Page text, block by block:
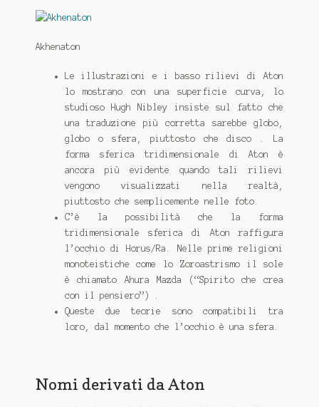
Akhenaton
Le illustrazioni e i basso rilievi di Aton
lo mostrano con una superficie curva, lo
studioso Hugh Nibley insiste sul fatto che
una traduzione più corretta sarebbe globo,
globo o sfera, piuttosto che disco . La
forma sferica tridimensionale di Aton è
ancora più evidente quando tali rilievi
vengono visualizzati nella realtà,
piuttosto che semplicemente nelle foto.
C’è la possibilità che la forma
tridimensionale sferica di Aton raffigura
l’occhio di Horus/Ra. Nelle prime religioni
monoteistiche come lo Zoroastrismo il sole
è chiamato Ahura Mazda (“Spirito che crea
con il pensiero”) .
Queste due teorie sono compatibili tra
loro, dal momento che l’occhio è una sfera.
Nomi derivati ​​da Aton